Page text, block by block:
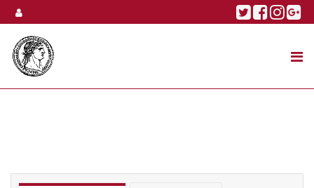
Skip to content Twitter
TIENDA ONLINE